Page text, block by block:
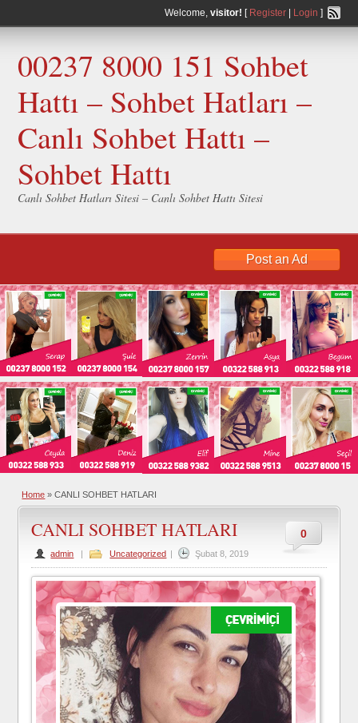
Welcome, visitor! [ Register| Login ]
00237 8000 151 Sohbet
Hattı – Sohbet Hatları –
Canlı Sohbet Hattı –
Sohbet Hattı
Canlı Sohbet Hatları Sitesi – Canlı Sohbet Hattı Sitesi
Post an Ad
Home » CANLI SOHBET HATLARI
0
CANLI SOHBET HATLARI
admin | Uncategorized | Şubat 8, 2019